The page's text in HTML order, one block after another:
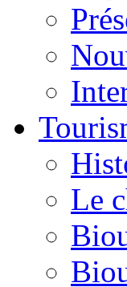
Le